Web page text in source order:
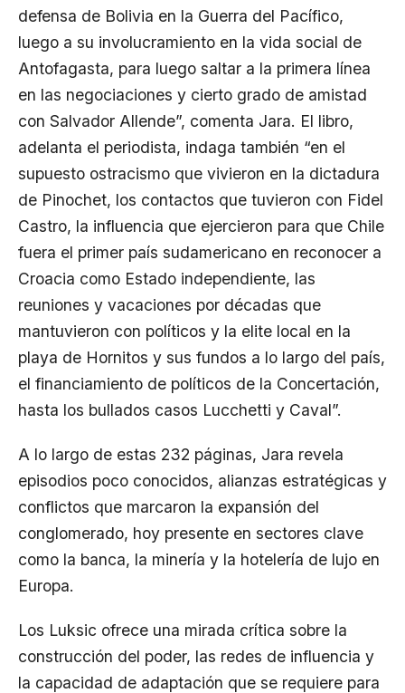
defensa de Bolivia en la Guerra del Pacífico,
luego a su involucramiento en la vida social de
Antofagasta, para luego saltar a la primera línea
en las negociaciones y cierto grado de amistad
con Salvador Allende”, comenta Jara. El libro,
adelanta el periodista, indaga también “en el
supuesto ostracismo que vivieron en la dictadura
de Pinochet, los contactos que tuvieron con Fidel
Castro, la influencia que ejercieron para que Chile
fuera el primer país sudamericano en reconocer a
Croacia como Estado independiente, las
reuniones y vacaciones por décadas que
mantuvieron con políticos y la elite local en la
playa de Hornitos y sus fundos a lo largo del país,
el financiamiento de políticos de la Concertación,
hasta los bullados casos Lucchetti y Caval”.
A lo largo de estas 232 páginas, Jara revela
episodios poco conocidos, alianzas estratégicas y
conflictos que marcaron la expansión del
conglomerado, hoy presente en sectores clave
como la banca, la minería y la hotelería de lujo en
Europa.
Los Luksic ofrece una mirada crítica sobre la
construcción del poder, las redes de influencia y
la capacidad de adaptación que se requiere para